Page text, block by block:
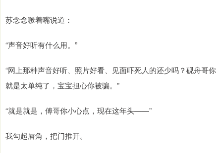
苏念念噘着嘴说道：
“声音好听有什么用。”
“网上那种声音好听、照片好看、见面吓死人的还少吗？砚舟哥你
就是太单纯了，宝宝担心你被骗。”
“就是就是，傅哥你小心点，现在这年头——”
我勾起唇角，把门推开。